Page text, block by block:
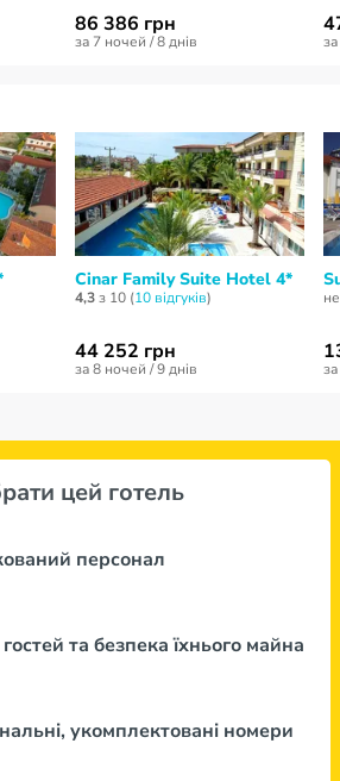
86 386 грн
за 7 ночей / 8 днів
Cinar Family Suite Hotel 4*
4,3з 10 (10 відгуків)
44 252 грн
за 8 ночей / 9 днів
цей готель
персонал
та безпека їхнього майна
укомплектовані номери